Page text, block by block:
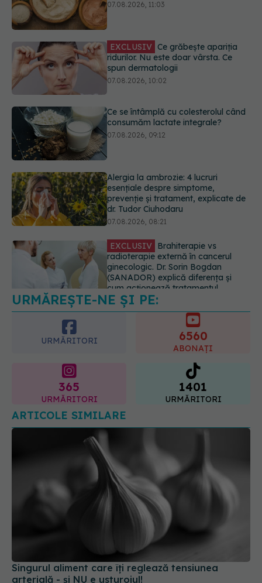
Ce se întâmplă cu colesterolul când
consumăm lactate integrale?
07.08.2026, 09:12
Alergia la ambrozie: 4 lucruri
esențiale despre simptome,
EXCLUSIV Brahiterapie vs
radioterapie externă în cancerul
ginecologic. Dr. Sorin Bogdan
(SANADOR) explică diferența și
06.08.2026, 22:49
Ashwagandha: 4 efecte adverse
potențial grave
07.08.2026, 11:03
URMĂREȘTE-NE ȘI PE:
URMĂRITORI
ABONAȚI
URMĂRITORI
1401
URMĂRITORI
ARTICOLE SIMILARE
Singurul aliment care îți reglează tensiunea